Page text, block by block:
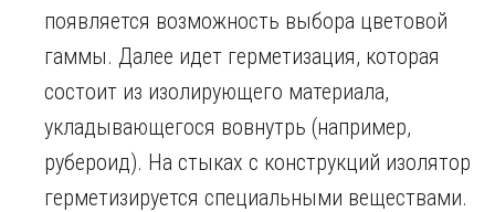
появляется возможность выбора цветовой
гаммы. Далее идет герметизация, которая
состоит из изолирующего материала,
укладывающегося вовнутрь (например,
рубероид). На стыках с конструкций изолятор
герметизируется специальными веществами.